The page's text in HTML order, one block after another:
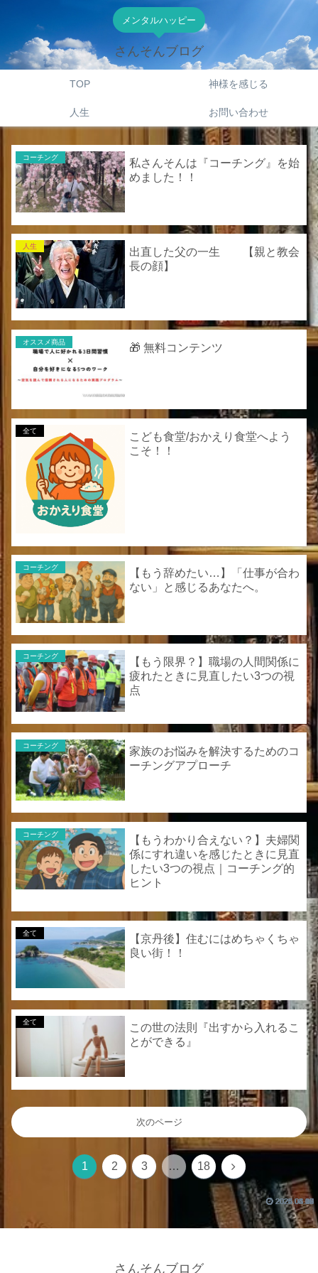
メンタルハッピー
さんそんブログ
TOP 神様を感じる
人生 お問い合わせ
コーチング
私さんそんは『コーチング』を始
めました！！
2025.03.18
人生
出直した父の一生 【親と教会
長の顔】
2024.05.14
オススメ商品 🎁 無料コンテンツ
2025.08.30
全て
こども食堂/おかえり食堂へよう
こそ！！
2025.05.15
コーチング
【もう辞めたい…】「仕事が合わ
ない」と感じるあなたへ。
2025.04.12
コーチング
【もう限界？】職場の人間関係に
疲れたときに見直したい3つの視
点
2025.04.09
コーチング
家族のお悩みを解決するためのコ
ーチングアプローチ
2025.04.08
コーチング
【もうわかり合えない？】夫婦関
係にすれ違いを感じたときに見直
したい3つの視点｜コーチング的
ヒント
2025.04.07
全て
【京丹後】住むにはめちゃくちゃ
良い街！！
2024.06.25
全て
この世の法則『出すから入れるこ
とができる』
2024.02.03
次のページ
1 2 3 … 18
さんそんブログ